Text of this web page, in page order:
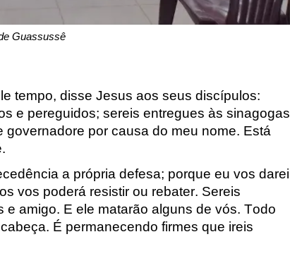
Guassussê
tempo, disse Jesus aos seus discípulos:
e pereguidos; sereis entregues às sinagogas
governadore por causa do meu nome. Está
a própria defesa; porque eu vos darei
vos poderá resistir ou rebater. Sereis
e amigo. E ele matarão alguns de vós. Todo
É permanecendo firmes que ireis